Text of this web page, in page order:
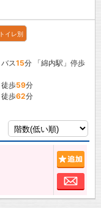
イレ別
バス15分 「綿内駅」停歩
徒歩59分
徒歩62分
お